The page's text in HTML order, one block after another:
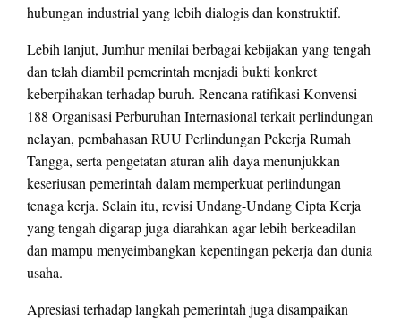
hubungan industrial yang lebih dialogis dan konstruktif.
Lebih lanjut, Jumhur menilai berbagai kebijakan yang tengah
dan telah diambil pemerintah menjadi bukti konkret
keberpihakan terhadap buruh. Rencana ratifikasi Konvensi
188 Organisasi Perburuhan Internasional terkait perlindungan
nelayan, pembahasan RUU Perlindungan Pekerja Rumah
Tangga, serta pengetatan aturan alih daya menunjukkan
keseriusan pemerintah dalam memperkuat perlindungan
tenaga kerja. Selain itu, revisi Undang-Undang Cipta Kerja
yang tengah digarap juga diarahkan agar lebih berkeadilan
dan mampu menyeimbangkan kepentingan pekerja dan dunia
usaha.
Apresiasi terhadap langkah pemerintah juga disampaikan